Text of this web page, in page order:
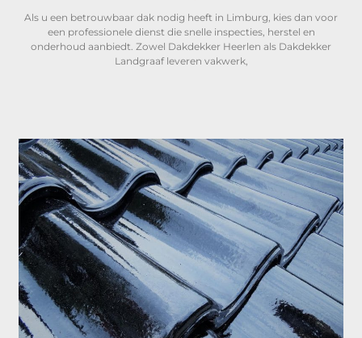
Als u een betrouwbaar dak nodig heeft in Limburg, kies dan voor
een professionele dienst die snelle inspecties, herstel en
onderhoud aanbiedt. Zowel Dakdekker Heerlen als Dakdekker
Landgraaf leveren vakwerk,